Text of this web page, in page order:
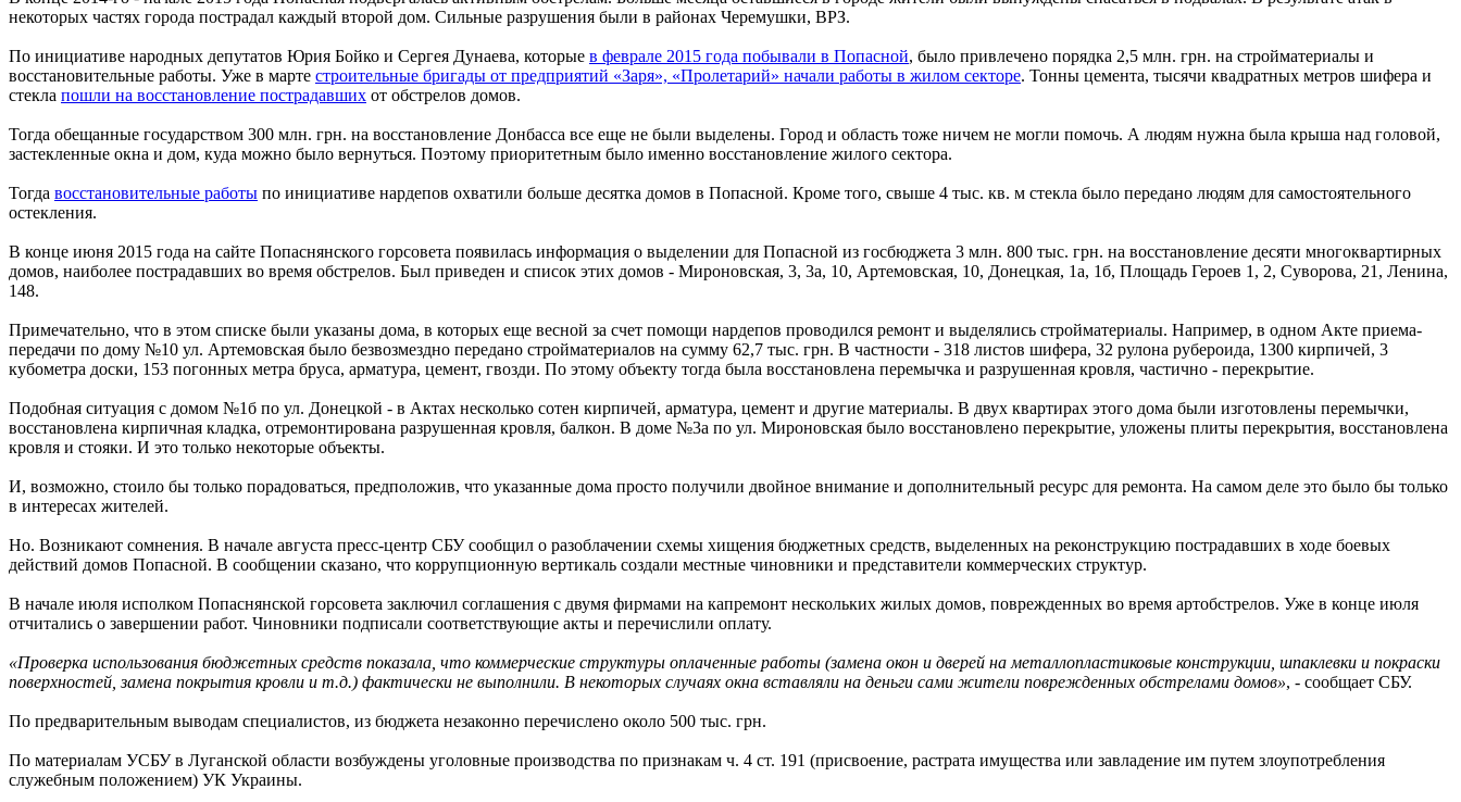
некоторых частях города пострадал каждый второй дом. Сильные разрушения были в районах Черемушки, ВРЗ.
По инициативе народных депутатов Юрия Бойко и Сергея Дунаева, которые в феврале 2015 года побывали в Попасной, было привлечено порядка 2,5 млн. грн. на стройматериалы и
восстановительные работы. Уже в марте строительные бригады от предприятий «Заря», «Пролетарий» начали работы в жилом секторе. Тонны цемента, тысячи квадратных метров шифера и
стекла пошли на восстановление пострадавших от обстрелов домов.
Тогда обещанные государством 300 млн. грн. на восстановление Донбасса все еще не были выделены. Город и область тоже ничем не могли помочь. А людям нужна была крыша над головой,
застекленные окна и дом, куда можно было вернуться. Поэтому приоритетным было именно восстановление жилого сектора.
Тогда восстановительные работы по инициативе нардепов охватили больше десятка домов в Попасной. Кроме того, свыше 4 тыс. кв. м стекла было передано людям для самостоятельного
остекления.
В конце июня 2015 года на сайте Попаснянского горсовета появилась информация о выделении для Попасной из госбюджета 3 млн. 800 тыс. грн. на восстановление десяти многоквартирных
домов, наиболее пострадавших во время обстрелов. Был приведен и список этих домов - Мироновская, 3, 3а, 10, Артемовская, 10, Донецкая, 1а, 1б, Площадь Героев 1, 2, Суворова, 21, Ленина,
148.
Примечательно, что в этом списке были указаны дома, в которых еще весной за счет помощи нардепов проводился ремонт и выделялись стройматериалы. Например, в одном Акте приема-
передачи по дому №10 ул. Артемовская было безвозмездно передано стройматериалов на сумму 62,7 тыс. грн. В частности - 318 листов шифера, 32 рулона рубероида, 1300 кирпичей, 3
кубометра доски, 153 погонных метра бруса, арматура, цемент, гвозди. По этому объекту тогда была восстановлена перемычка и разрушенная кровля, частично - перекрытие.
Подобная ситуация с домом №1б по ул. Донецкой - в Актах несколько сотен кирпичей, арматура, цемент и другие материалы. В двух квартирах этого дома были изготовлены перемычки,
восстановлена кирпичная кладка, отремонтирована разрушенная кровля, балкон. В доме №3а по ул. Мироновская было восстановлено перекрытие, уложены плиты перекрытия, восстановлена
кровля и стояки. И это только некоторые объекты.
И, возможно, стоило бы только порадоваться, предположив, что указанные дома просто получили двойное внимание и дополнительный ресурс для ремонта. На самом деле это было бы только
в интересах жителей.
Но. Возникают сомнения. В начале августа пресс-центр СБУ сообщил о разоблачении схемы хищения бюджетных средств, выделенных на реконструкцию пострадавших в ходе боевых
действий домов Попасной. В сообщении сказано, что коррупционную вертикаль создали местные чиновники и представители коммерческих структур.
В начале июля исполком Попаснянской горсовета заключил соглашения с двумя фирмами на капремонт нескольких жилых домов, поврежденных во время артобстрелов. Уже в конце июля
отчитались о завершении работ. Чиновники подписали соответствующие акты и перечислили оплату.
«Проверка использования бюджетных средств показала, что коммерческие структуры оплаченные работы (замена окон и дверей на металлопластиковые конструкции, шпаклевки и покраски
поверхностей, замена покрытия кровли и т.д.) фактически не выполнили. В некоторых случаях окна вставляли на деньги сами жители поврежденных обстрелами домов», - сообщает СБУ.
По предварительным выводам специалистов, из бюджета незаконно перечислено около 500 тыс. грн.
По материалам УСБУ в Луганской области возбуждены уголовные производства по признакам ч. 4 ст. 191 (присвоение, растрата имущества или завладение им путем злоупотребления
служебным положением) УК Украины.